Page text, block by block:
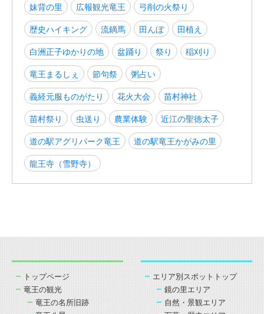
妹背の里
広報観光竜王
弓削の火祭り
歴史ハイキング
流鏑馬 田んぼ
田植え
白洲正子ゆかりの地
盆踊り 祭り
稲刈り
竜王まるしぇ
節句祭
粥占い
義経元服ものがたり
花火大会
苗村神社
苗村祭り
虫送り 農業体験
近江の聖徳太子
道の駅アグリパーク竜王
道の駅竜王かがみの里
龍王寺（雪野寺）
トップページ
竜王の観光
竜王の名所旧跡
エリア別スポットトップ
鏡の里エリア
自然・景観エリア